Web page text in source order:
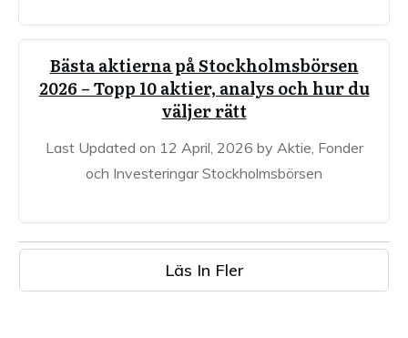
Bästa aktierna på Stockholmsbörsen
2026 – Topp 10 aktier, analys och hur du
väljer rätt
Last Updated on 12 April, 2026 by Aktie, Fonder
och Investeringar Stockholmsbörsen
Läs In Fler